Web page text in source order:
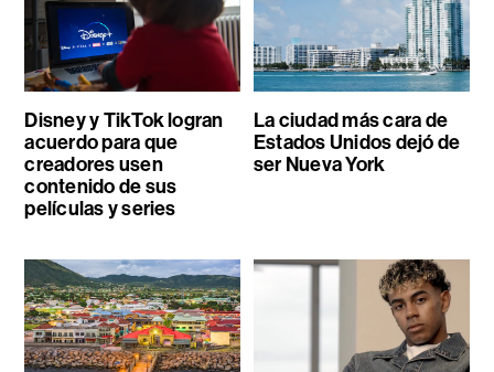
Disney y TikTok logran
acuerdo para que
creadores usen
contenido de sus
películas y series
La ciudad más cara de
Estados Unidos dejó de
ser Nueva York